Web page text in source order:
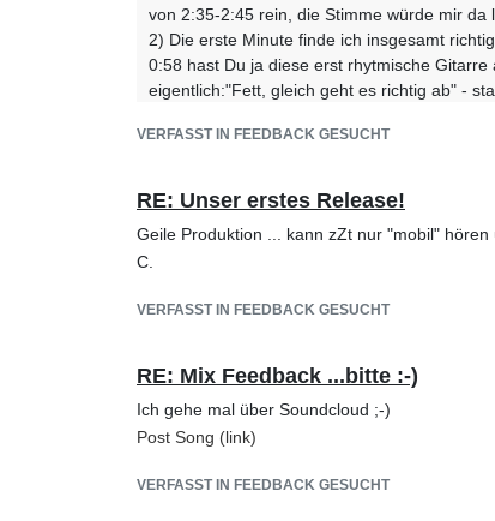
von 2:35-2:45 rein, die Stimme würde mir da
2) Die erste Minute finde ich insgesamt
0:58 hast Du ja diese erst rhytmische
eigentlich:"Fett, gleich geht es richtig ab" -
3) Den Übergang zu 1:40 finde ich im
der Subwoofer wackelt, wenn das auftaucht.
4) Absoluter Volltreffer ab 2:00, für mich der
sogar noch ein bißchen höher geht, um
5) Am Ende würde ich wie gesagt das
big challenge, da das eine mono/st
again! LG
VERFASST IN FEEDBACK GESUCHT
RE: Unser erstes Release!
Geile Produktion ... kann zZt nur "mobil"
C.
VERFASST IN FEEDBACK GESUCHT
RE: Mix Feedback ...bitte :-)
Ich gehe mal über Soundcloud ;-)
Post Song (link)
VERFASST IN FEEDBACK GESUCHT